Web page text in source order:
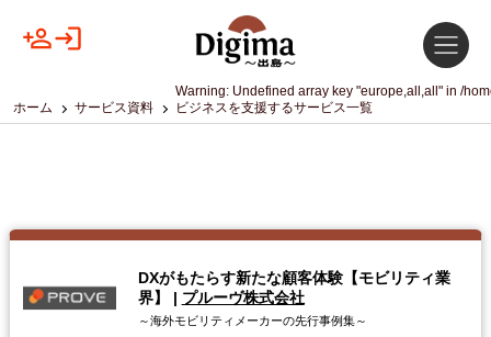
ホーム サービス資料
Warning: Undefined array key "europe,all,all" in /
ビジネスを支援するサービス一覧
DXがもたらす新たな顧客体験【モビリティ業
界】 | プルーヴ株式会社
～海外モビリティメーカーの先行事例集～